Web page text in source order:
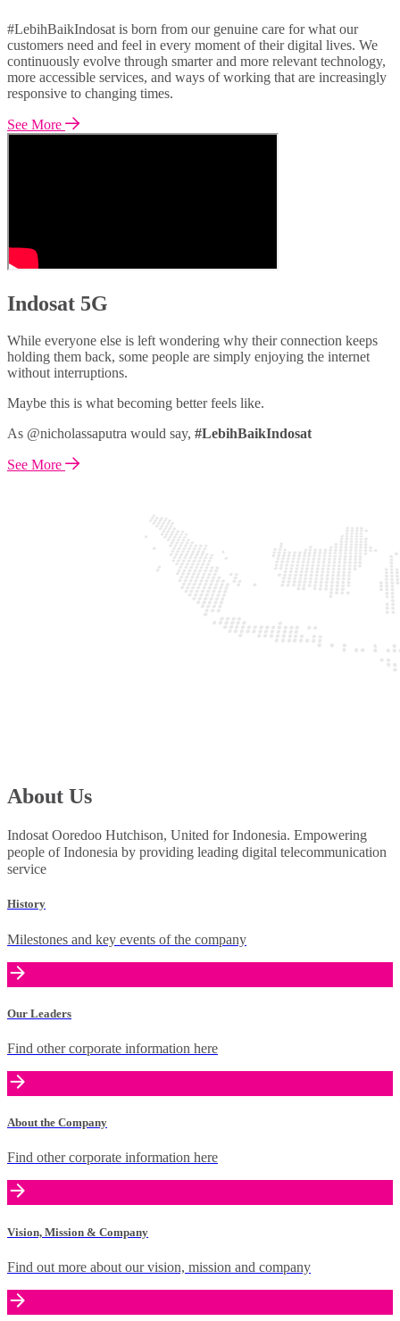
#LebihBaikIndosat is born from our genuine care for what our
customers need and feel in every moment of their digital lives. We
continuously evolve through smarter and more relevant technology,
more accessible services, and ways of working that are increasingly
responsive to changing times.
See More
Indosat 5G
While everyone else is left wondering why their connection keeps
holding them back, some people are simply enjoying the internet
without interruptions.
Maybe this is what becoming better feels like.
As @nicholassaputra would say, #LebihBaikIndosat
See More
About Us
Indosat Ooredoo Hutchison, United for Indonesia. Empowering
people of Indonesia by providing leading digital telecommunication
service
History
Milestones and key events of the company
Our Leaders
Find other corporate information here
About the Company
Find other corporate information here
Vision, Mission & Company
Find out more about our vision, mission and company